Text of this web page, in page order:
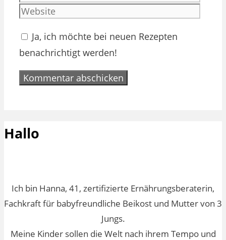
Ja, ich möchte bei neuen Rezepten
benachrichtigt werden!
Hallo
Ich bin Hanna, 41, zertifizierte Ernährungsberaterin,
Fachkraft für babyfreundliche Beikost und Mutter von 3
Jungs.
Meine Kinder sollen die Welt nach ihrem Tempo und